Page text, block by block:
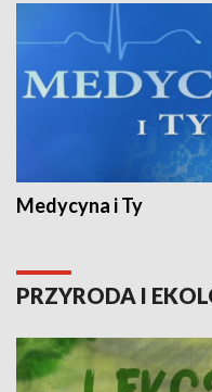
Medycyna i Ty
PRZYRODA I